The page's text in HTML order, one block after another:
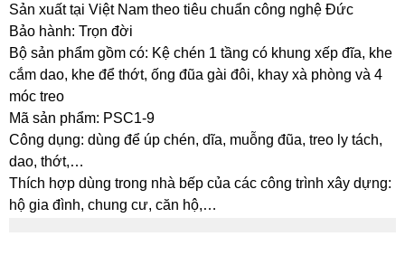
Sản xuất tại Việt Nam theo tiêu chuẩn công nghệ Đức
Bảo hành: Trọn đời
Bộ sản phẩm gồm có: Kệ chén 1 tầng có khung xếp đĩa, khe
cắm dao, khe để thớt, ống đũa gài đôi, khay xà phòng và 4
móc treo
Mã sản phẩm: PSC1-9
Công dụng: dùng để úp chén, dĩa, muỗng đũa, treo ly tách,
dao, thớt,…
Thích hợp dùng trong nhà bếp của các công trình xây dựng:
hộ gia đình, chung cư, căn hộ,…